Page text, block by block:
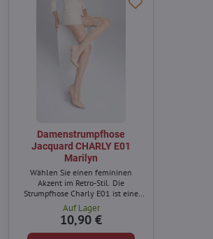
Damenstrumpfhose
Jacquard CHARLY E01
Marilyn
Wählen Sie einen femininen
Akzent im Retro-Stil. Die
Strumpfhose Charly E01 ist eine
stilvolle Kombination aus leichtem
Netzstoff mit einem Blumenmuster,
das jedem Styling Charakter
verleiht.
Auf Lager
10,90 €